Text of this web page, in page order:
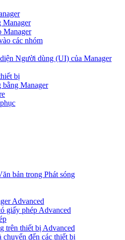
Manager
Manager
các nhóm
Người dùng (UI) của Manager
bị
bằng Manager
bản trong Phát sóng
Advanced
giấy phép Advanced
trên thiết bị Advanced
chuyển đến các thiết bị